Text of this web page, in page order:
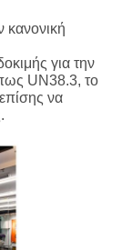
κανονική
για την
UN38.3, το
να